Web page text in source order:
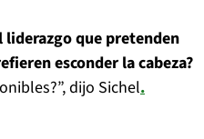
liderazgo que pretenden
esconder la cabeza?
dijo Sichel.